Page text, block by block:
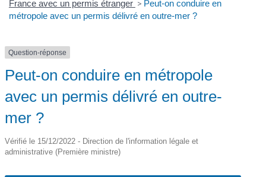
France avec un permis étranger > Peut-on conduire en
métropole avec un permis délivré en outre-mer ?
Question-réponse
Peut-on conduire en métropole
avec un permis délivré en outre-
mer ?
Vérifié le 15/12/2022 - Direction de l'information légale et
administrative (Première ministre)